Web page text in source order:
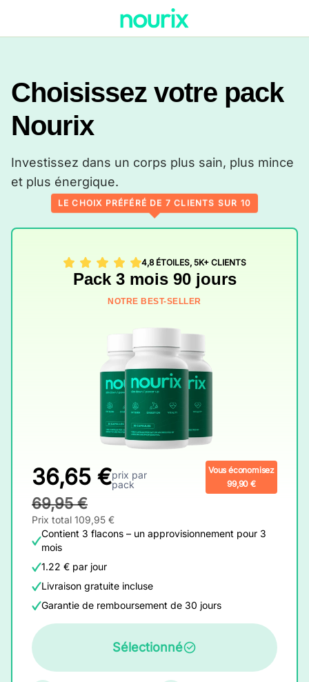
Choisissez votre pack
Nourix
Investissez dans un corps plus sain, plus mince
et plus énergique.
LE CHOIX PRÉFÉRÉ DE 7 CLIENTS SUR 10
4,8 ÉTOILES, 5K+ CLIENTS
Pack 3 mois 90 jours
NOTRE BEST-SELLER
36,65 €prix par
pack
Vous économisez
99,90 €
69,95 €
Prix total 109,95 €
Contient 3 flacons – un approvisionnement pour 3
mois
1.22 € par jour
Livraison gratuite incluse
Garantie de remboursement de 30 jours
Sélectionné